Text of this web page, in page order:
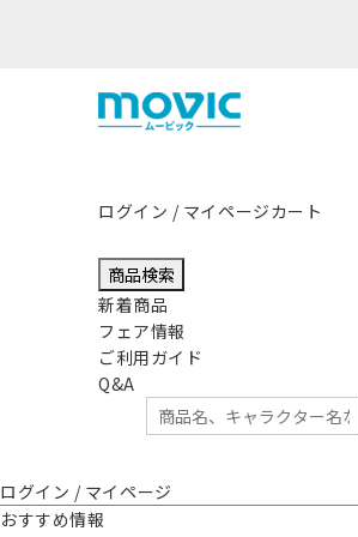
ログイン / マイページカート
商品検索
新着商品
フェア情報
ご利用ガイド
Q&A
ログイン / マイページ
おすすめ情報